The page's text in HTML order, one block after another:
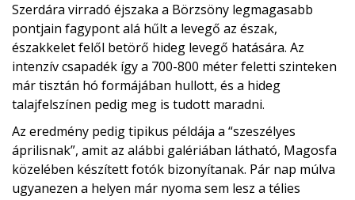
Szerdára virradó éjszaka a Börzsöny legmagasabb
pontjain fagypont alá hűlt a levegő az észak,
északkelet felől betörő hideg levegő hatására. Az
intenzív csapadék így a 700-800 méter feletti szinteken
már tisztán hó formájában hullott, és a hideg
talajfelszínen pedig meg is tudott maradni.
Az eredmény pedig tipikus példája a “szeszélyes
áprilisnak”, amit az alábbi galériában látható, Magosfa
közelében készített fotók bizonyítanak. Pár nap múlva
ugyanezen a helyen már nyoma sem lesz a télies